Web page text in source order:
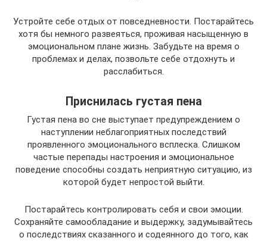
Устройте себе отдых от повседневности. Постарайтесь
хотя бы немного развеяться, проживая насыщенную в
эмоциональном плане жизнь. Забудьте на время о
проблемах и делах, позвольте себе отдохнуть и
расслабиться.
Приснилась густая пена
Густая пена во сне выступает предупреждением о
наступлении неблагоприятных последствий
проявленного эмоционального всплеска. Слишком
частые перепады настроения и эмоциональное
поведение способны создать неприятную ситуацию, из
которой будет непростой выйти.
Постарайтесь контролировать себя и свои эмоции.
Сохраняйте самообладание и выдержку, задумывайтесь
о последствиях сказанного и содеянного до того, как